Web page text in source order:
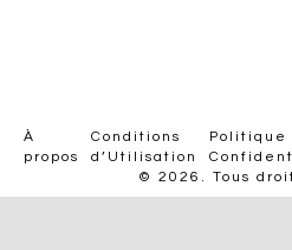
À
propos
Conditions
d’Utilisation
Politique
© 2026. Tous